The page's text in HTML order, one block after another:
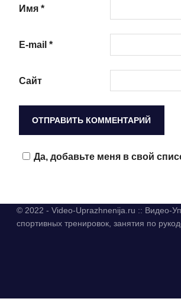
Имя *
E-mail *
Сайт
Да, добавьте меня в свой
© 2022 - Video-Uprazhnenija.ru :: Видео-
спортивных тренировок, занятия по